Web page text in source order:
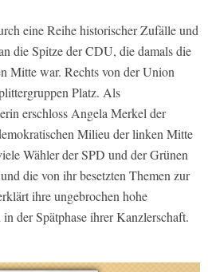
eine Reihe historischer Zufälle und
die Spitze der CDU, die damals die
Mitte war. Rechts von der Union
Platz. Als
erschloss Angela Merkel der
Milieu der linken Mitte
Wähler der SPD und der Grünen
die von ihr besetzten Themen zur
ihre ungebrochen hohe
der Spätphase ihrer Kanzlerschaft.